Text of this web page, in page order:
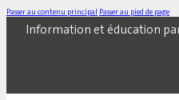
Passer au contenu principal Passer au pied de page
Information et éducation